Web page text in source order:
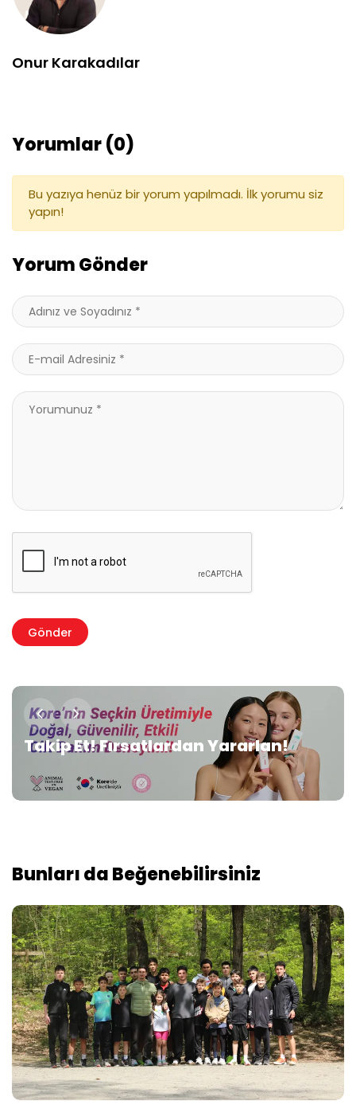
Onur Karakadılar
Yorumlar (0)
Bu yazıya henüz bir yorum yapılmadı. İlk yorumu siz
yapın!
Yorum Gönder
Takip Et! Fırsatlardan Yararlan!
Bunları da Beğenebilirsiniz